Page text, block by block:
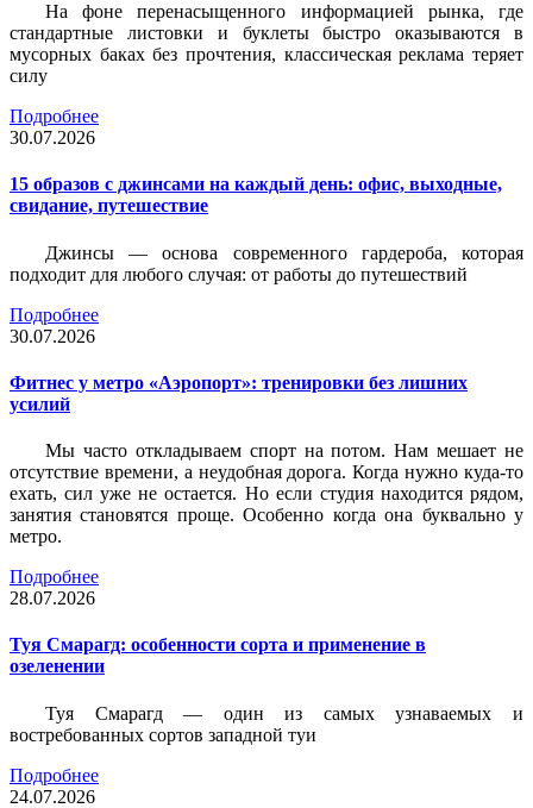
На фоне перенасыщенного информацией рынка, где
стандартные листовки и буклеты быстро оказываются в
мусорных баках без прочтения, классическая реклама теряет
силу
Подробнее
30.07.2026
15 образов с джинсами на каждый день: офис, выходные,
свидание, путешествие
Джинсы — основа современного гардероба, которая
подходит для любого случая: от работы до путешествий
Подробнее
30.07.2026
Фитнес у метро «Аэропорт»: тренировки без лишних
усилий
Мы часто откладываем спорт на потом. Нам мешает не
отсутствие времени, а неудобная дорога. Когда нужно куда-то
ехать, сил уже не остается. Но если студия находится рядом,
занятия становятся проще. Особенно когда она буквально у
метро.
Подробнее
28.07.2026
Туя Смарагд: особенности сорта и применение в
озеленении
Туя Смарагд — один из самых узнаваемых и
востребованных сортов западной туи
Подробнее
24.07.2026